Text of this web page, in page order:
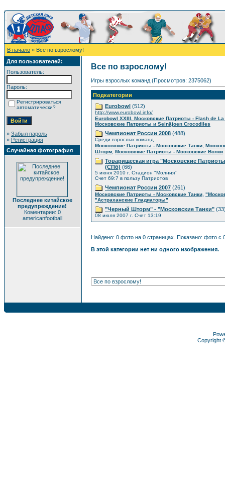
В начало » Все по взрослому!
Для пользователей:
Пользователь:
Пароль:
Регистрироваться
автоматически?
» Забыл пароль
» Регистрация
Случайная фотография
Последнее китайское
предупреждение!
Коментарии: 0
americanfootball
Все по взрослому!
Игры взрослых команд (Просмотров: 2375062)
Подкатегории
Eurobowl (512)
http://www.eurobowl.info/
Eurobowl XXIII. Московские Патриоты - Flash de
Московские Патриоты и Seinäjoen Crocodiles
Чемпионат России 2008 (488)
Среди взрослых команд
Московские Патриоты - Московские Танки
Шторм Московские Патриоты - Московские Волки
Товарищеская игра "Московские
(СПб) (66)
5 июня 2010 г. Стадион "Молния"
Счет 69:7 в пользу Патриотов
Чемпионат России 2007 (261)
Московские Патриоты - Московские Танки
"Астраханские Гладиаторы"
"Черный Шторм" - "Московские Танки"
08 июля 2007 г. Счет 13:19
Найдено: 0 фото на 0 страницах. Показано: фото с
В этой категории нет ни одного изображения.
Copyright